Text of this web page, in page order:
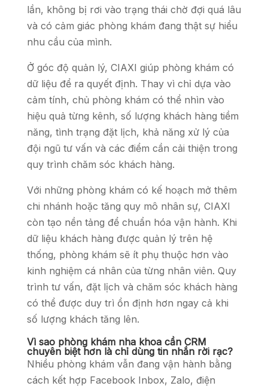
lần, không bị rơi vào trạng thái chờ đợi quá lâu
và có cảm giác phòng khám đang thật sự hiểu
nhu cầu của mình.
Ở góc độ quản lý, CIAXI giúp phòng khám có
dữ liệu để ra quyết định. Thay vì chỉ dựa vào
cảm tính, chủ phòng khám có thể nhìn vào
hiệu quả từng kênh, số lượng khách hàng tiềm
năng, tình trạng đặt lịch, khả năng xử lý của
đội ngũ tư vấn và các điểm cần cải thiện trong
quy trình chăm sóc khách hàng.
Với những phòng khám có kế hoạch mở thêm
chi nhánh hoặc tăng quy mô nhân sự, CIAXI
còn tạo nền tảng để chuẩn hóa vận hành. Khi
dữ liệu khách hàng được quản lý trên hệ
thống, phòng khám sẽ ít phụ thuộc hơn vào
kinh nghiệm cá nhân của từng nhân viên. Quy
trình tư vấn, đặt lịch và chăm sóc khách hàng
có thể được duy trì ổn định hơn ngay cả khi
số lượng khách tăng lên.
Vì sao phòng khám nha khoa cần CRM
chuyên biệt hơn là chỉ dùng tin nhắn rời rạc?
Nhiều phòng khám vẫn đang vận hành bằng
cách kết hợp Facebook Inbox, Zalo, điện